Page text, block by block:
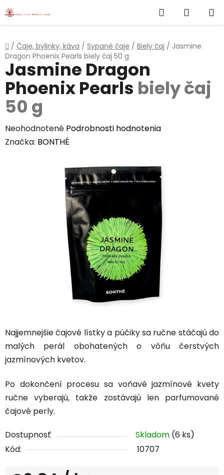
Prejsť
na
Hľadať
KOŠÍK
Domov
/ Čaje, bylinky, káva / Sypané čaje / Biely čaj / Jasmine
Dragon Phoenix Pearls biely čaj 50 g
Najjemnejšie čajové lístky a púčiky sa ručne stáčajú do
malých perál obohatených o vôňu čerstvých
jazmínových kvetov.
Po dokončení procesu sa voňavé jazmínové kvety
ručne vyberajú, takže zostávajú len parfumované
čajové perly.
Dostupnosť Skladom (6 ks)
Kód:
10707
Jasmine Dragon
Phoenix Pearls biely čaj
50 g
Priemerné
hodnotenie
Neohodnotené Podrobnosti hodnotenia
Značka: BONTHÉ